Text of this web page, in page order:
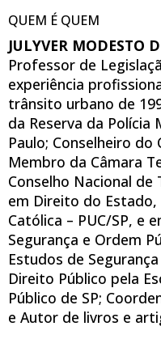
QUEM É QUEM
JULYVER MODESTO
Professor de
experiência
trânsito urbano de
da Reserva da Polícia
Paulo; Conselheiro do
Membro da Câmara
Conselho Nacional
em Direito do
Católica – PUC/SP, e
Segurança e Ordem
Estudos de
Direito Público pela
Público de SP;
e Autor de livros e